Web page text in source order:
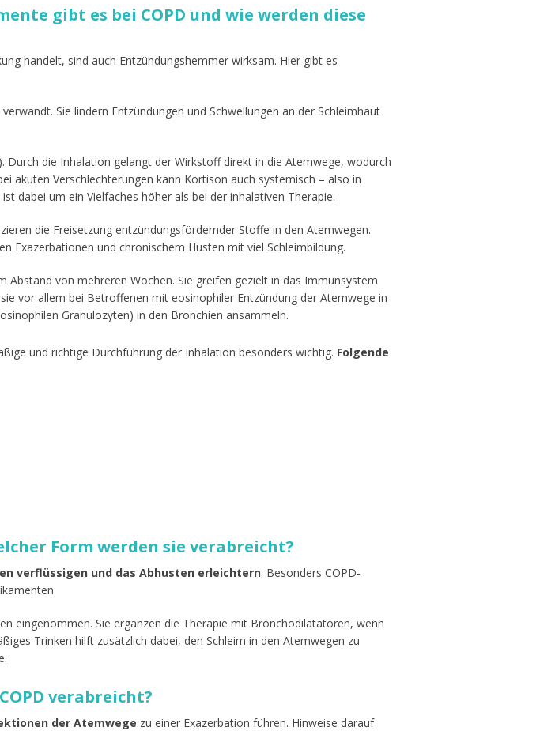
gibt es bei COPD und wie werden diese
handelt, sind auch Entzündungshemmer wirksam. Hier gibt es
verwandt. Sie lindern Entzündungen und Schwellungen an der Schleimhaut
die Inhalation gelangt der Wirkstoff direkt in die Atemwege, wodurch
akuten Verschlechterungen kann Kortison auch systemisch – also in
dabei um ein Vielfaches höher als bei der inhalativen Therapie.
die Freisetzung entzündungsfördernder Stoffe in den Atemwegen.
Exazerbationen und chronischem Husten mit viel Schleimbildung.
Abstand von mehreren Wochen. Sie greifen gezielt in das Immunsystem
vor allem bei Betroffenen mit eosinophiler Entzündung der Atemwege in
Granulozyten) in den Bronchien ansammeln.
und richtige Durchführung der Inhalation besonders wichtig. Folgende
Form werden sie verabreicht?
verflüssigen und das Abhusten erleichtern. Besonders COPD-
eingenommen. Sie ergänzen die Therapie mit Bronchodilatatoren, wenn
Trinken hilft zusätzlich dabei, den Schleim in den Atemwegen zu
verabreicht?
der Atemwege zu einer Exazerbation führen. Hinweise darauf